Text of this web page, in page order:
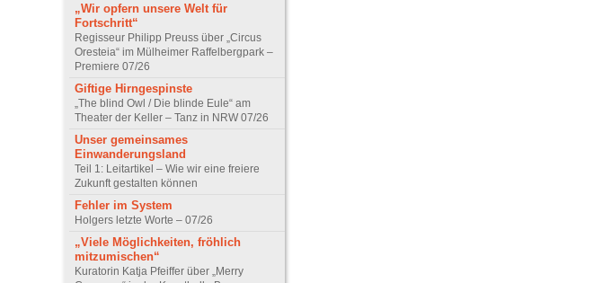
„Wir opfern unsere Welt für
Fortschritt“
Regisseur Philipp Preuss über „Circus
Oresteia“ im Mülheimer Raffelbergpark –
Premiere 07/26
Giftige Hirngespinste
„The blind Owl / Die blinde Eule“ am
Theater der Keller – Tanz in NRW 07/26
Unser gemeinsames
Einwanderungsland
Teil 1: Leitartikel – Wie wir eine freiere
Zukunft gestalten können
Fehler im System
Holgers letzte Worte – 07/26
„Viele Möglichkeiten, fröhlich
mitzumischen“
Kuratorin Katja Pfeiffer über „Merry